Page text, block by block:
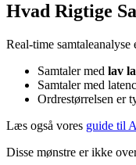
Hvad Rigtige
Real-time
Samtaler med lav
Samtaler med
Ordrestørrelsen er
Læs også vores guide til
Disse mønstre er ikke